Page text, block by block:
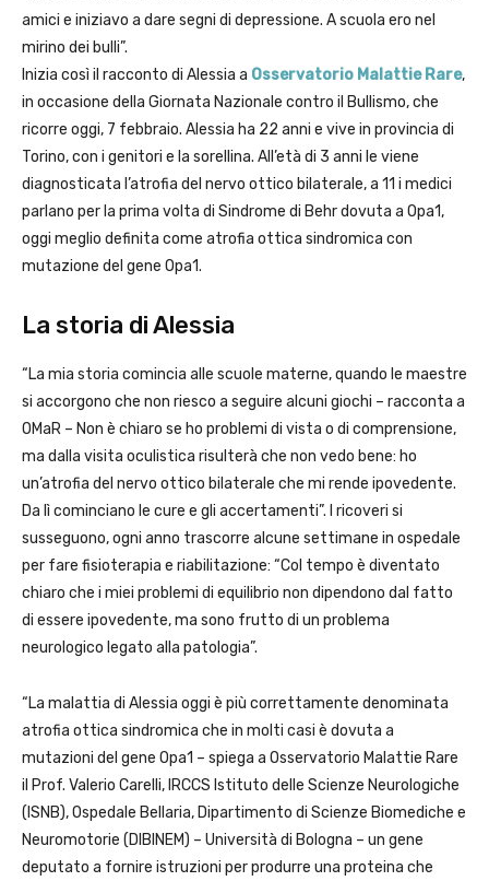
amici e iniziavo a dare segni di depressione. A scuola ero nel
mirino dei bulli”.
Inizia così il racconto di Alessia a Osservatorio Malattie Rare,
in occasione della Giornata Nazionale contro il Bullismo, che
ricorre oggi, 7 febbraio. Alessia ha 22 anni e vive in provincia di
Torino, con i genitori e la sorellina. All’età di 3 anni le viene
diagnosticata l’atrofia del nervo ottico bilaterale, a 11 i medici
parlano per la prima volta di Sindrome di Behr dovuta a Opa1,
oggi meglio definita come atrofia ottica sindromica con
mutazione del gene Opa1.
La storia di Alessia
“La mia storia comincia alle scuole materne, quando le maestre
si accorgono che non riesco a seguire alcuni giochi – racconta a
OMaR – Non è chiaro se ho problemi di vista o di comprensione,
ma dalla visita oculistica risulterà che non vedo bene: ho
un’atrofia del nervo ottico bilaterale che mi rende ipovedente.
Da lì cominciano le cure e gli accertamenti”. I ricoveri si
susseguono, ogni anno trascorre alcune settimane in ospedale
per fare fisioterapia e riabilitazione: “Col tempo è diventato
chiaro che i miei problemi di equilibrio non dipendono dal fatto
di essere ipovedente, ma sono frutto di un problema
neurologico legato alla patologia”.
“La malattia di Alessia oggi è più correttamente denominata
atrofia ottica sindromica che in molti casi è dovuta a
mutazioni del gene Opa1 – spiega a Osservatorio Malattie Rare
il Prof. Valerio Carelli, IRCCS Istituto delle Scienze Neurologiche
(ISNB), Ospedale Bellaria, Dipartimento di Scienze Biomediche e
Neuromotorie (DIBINEM) – Università di Bologna – un gene
deputato a fornire istruzioni per produrre una proteina che